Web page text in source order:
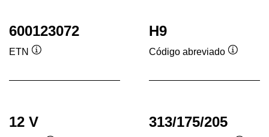
600123072
ETN
herramientas
H9
Código abreviado
12 V 313/175/205